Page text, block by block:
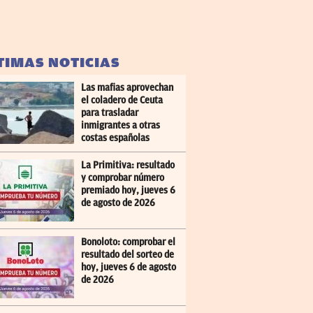
NOTICIAS
Las mafias aprovechan
el coladero de Ceuta
para trasladar
inmigrantes a otras
costas españolas
La Primitiva: resultado
y comprobar número
premiado hoy, jueves 6
de agosto de 2026
Bonoloto: comprobar el
resultado del sorteo de
hoy, jueves 6 de agosto
de 2026